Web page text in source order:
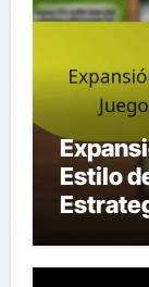
Estilo